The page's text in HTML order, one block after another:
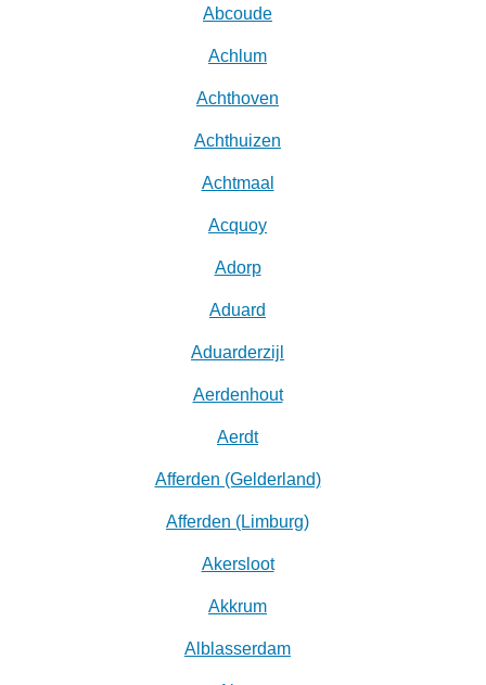
Abcoude
Achlum
Achthoven
Achthuizen
Achtmaal
Acquoy
Adorp
Aduard
Aduarderzijl
Aerdenhout
Aerdt
Afferden (Gelderland)
Afferden (Limburg)
Akersloot
Akkrum
Alblasserdam